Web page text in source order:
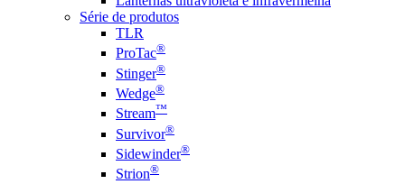
Série de produtos
TLR
ProTac®
Stinger®
Wedge®
Stream™
Survivor®
Sidewinder®
Strion®